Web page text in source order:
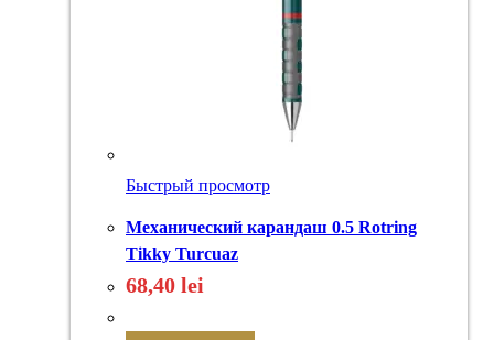
Быстрый просмотр
Механический карандаш 0.5 Rotring
Tikky Turcuaz
68,40 lei